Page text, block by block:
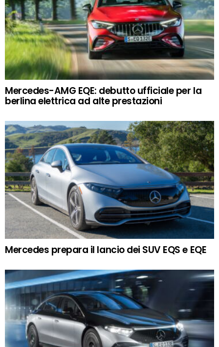
Mercedes-AMG EQE: debutto ufficiale per la
berlina elettrica ad alte prestazioni
Mercedes prepara il lancio dei SUV EQS e EQE